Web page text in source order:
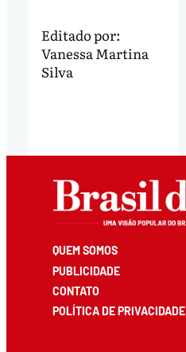
Editado por:
Vanessa Martina
Silva
QUEM SOMOS
PUBLICIDADE
CONTATO
POLÍTICA DE PRIVACIDADE